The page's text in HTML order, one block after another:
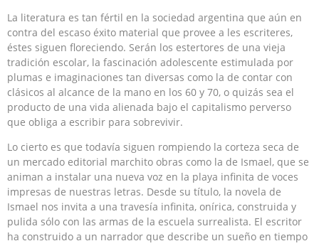
La literatura es tan fértil en la sociedad argentina que aún en
contra del escaso éxito material que provee a les escriteres,
éstes siguen floreciendo. Serán los estertores de una vieja
tradición escolar, la fascinación adolescente estimulada por
plumas e imaginaciones tan diversas como la de contar con
clásicos al alcance de la mano en los 60 y 70, o quizás sea el
producto de una vida alienada bajo el capitalismo perverso
que obliga a escribir para sobrevivir.
Lo cierto es que todavía siguen rompiendo la corteza seca de
un mercado editorial marchito obras como la de Ismael, que se
animan a instalar una nueva voz en la playa infinita de voces
impresas de nuestras letras. Desde su título, la novela de
Ismael nos invita a una travesía infinita, onírica, construida y
pulida sólo con las armas de la escuela surrealista. El escritor
ha construido a un narrador que describe un sueño en tiempo